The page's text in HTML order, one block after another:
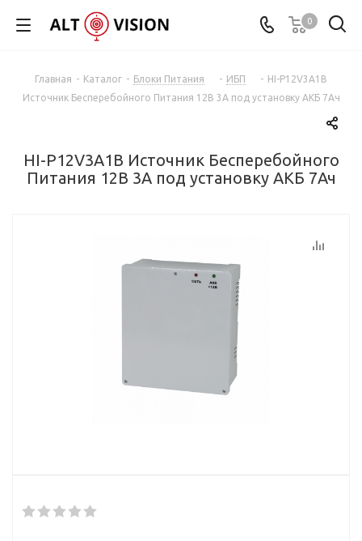
0
Главная - Каталог - Блоки Питания - ИБП - HI-P12V3A1B
Источник Бесперебойного Питания 12В 3А под установку АКБ 7Ач
HI-P12V3A1B Источник Бесперебойного
Питания 12В 3А под установку АКБ 7Ач